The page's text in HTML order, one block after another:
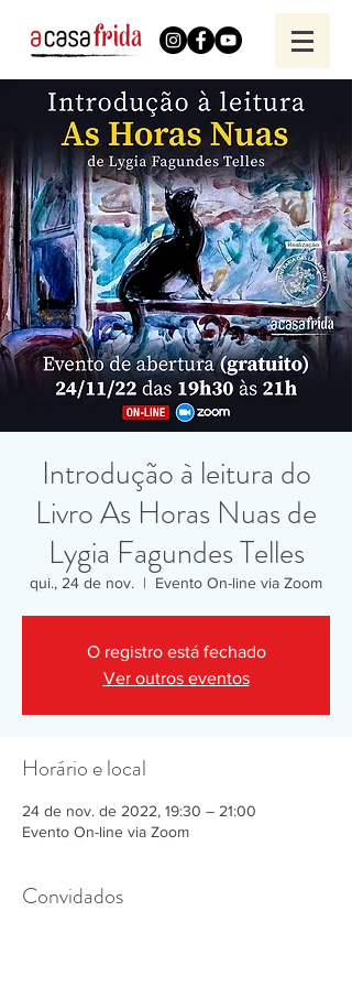
Introdução à leitura do
Livro As Horas Nuas de
Lygia Fagundes Telles
qui., 24 de nov.
  |
Evento On-line via Zoom
O registro está fechado
Ver outros eventos
Horário e local
24 de nov. de 2022, 19:30 – 21:00
Evento On-line via Zoom
Convidados